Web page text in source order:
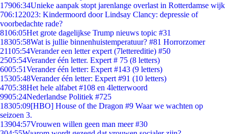
17906:34Unieke aanpak stopt jarenlange overlast in Rotterdamse wijk
706:122023: Kindermoord door Lindsay Clancy: depressie of
voorbedachte rade?
8106:05Het grote dagelijkse Trump nieuws topic #31
18305:58Wat is jullie binnenhuistemperatuur? #81 Horrorzomer
21105:54Verander een letter expert (7lettereditie) #50
2505:54Verander één letter. Expert # 75 (8 letters)
6005:51Verander één letter: Expert #143 (9 letters)
15305:48Verander één letter: Expert #91 (10 letters)
4705:38Het hele alfabet #108 en 4letterwoord
9905:24Nederlandse Politiek #725
18305:09[HBO] House of the Dragon #9 Waar we wachten op
seizoen 3.
13904:57Vrouwen willen geen man meer #30